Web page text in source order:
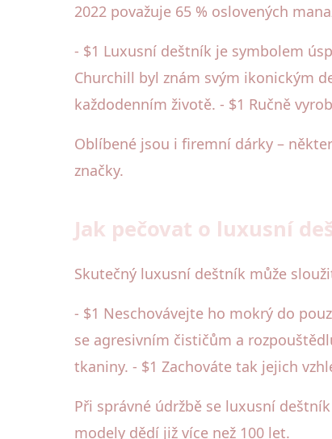
2022 považuje 65 % oslovených
- $1 Luxusní deštník je symbolem
Churchill byl znám svým ikonickým
každodenním životě. - $1 Ručně
Oblíbené jsou i firemní dárky –
značky.
Jak pečovat o luxusní
Skutečný luxusní deštník může
- $1 Neschovávejte ho mokrý do
se agresivním čističům a
tkaniny. - $1 Zachováte tak jejich
Při správné údržbě se luxusní
modely dědí již více než 100 let.